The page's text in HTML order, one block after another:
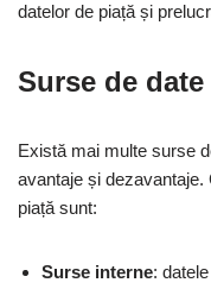
datelor de piață și
Surse de
Există mai multe surse
avantaje și
piață sunt:
Surse interne: